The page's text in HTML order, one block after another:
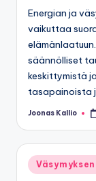
Energian ja
vaikuttaa
säännölliset
keskittymistä
tasapainoista
Posted
Joonas Kallio
Posted